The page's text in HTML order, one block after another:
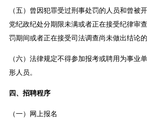
（五）曾因犯罪受过刑事处罚的人员和曾被
党纪政纪处分期限未满或者正在接受纪律审
罚期间或者正在接受司法调查尚未做出结论的
（六）法律规定不得参加报考或聘用为事业
形人员。
四、招聘程序
（一）网上报名